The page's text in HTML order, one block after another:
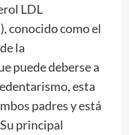
LDL
conocido como el
la
puede deberse a
esta
padres y está
principal